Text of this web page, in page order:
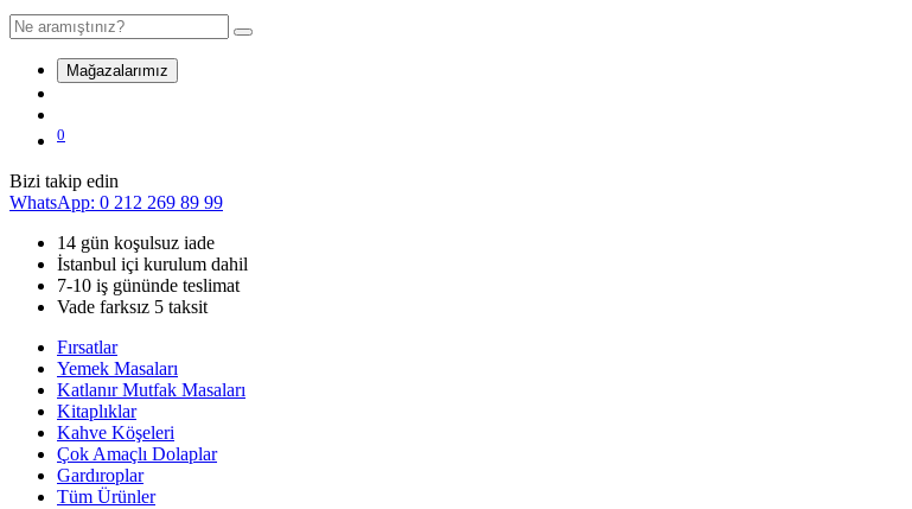
Mağazalarımız
0
Bizi takip edin
WhatsApp: 0 212 269 89 99
14 gün koşulsuz iade
İstanbul içi kurulum dahil
7-10 iş gününde teslimat
Vade farksız 5 taksit
Fırsatlar
Yemek Masaları
Katlanır Mutfak Masaları
Kitaplıklar
Kahve Köşeleri
Çok Amaçlı Dolaplar
Gardıroplar
Tüm Ürünler